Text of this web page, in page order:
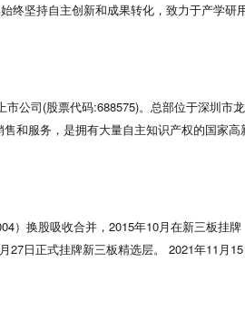
终坚持自主创新和成果转化，致力于产学研
所服务为一体的完整产业链。依托完善的
、欧洲、亚洲等30 多个国家和地区，所研
重大突破。 依托清华大学和博奥生物集团的
了系列用于遗传性疾病、感染性疾病、个体
式和产品服务整体解决方案。作为国内生
公司(股票代码:688575)。总部位于深圳市
和服务，是拥有大量自主知识产权的国家
技进步一等奖、深圳创新企业70强、深圳
病、糖代谢疾病、中枢神经系统疾病、肾
方检验中心、体检中心等，国内三甲医院覆
洲、中东、东南亚、非洲等120多个国家和地
人类”的使命，始终如一、追求卓越，不断
）换股吸收合并，2015年10月在新三板挂牌
27日正式挂牌新三板精选层。 2021年11月
产品供应商，主营业务为农药原药、中间体
虫剂三大品类百余种高品质产品，业务遍